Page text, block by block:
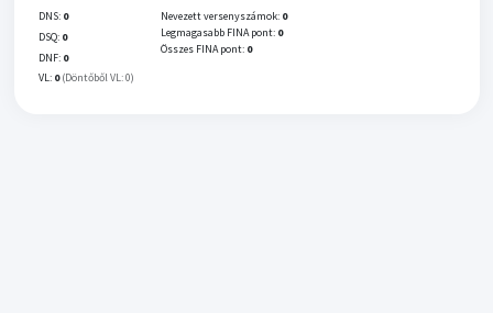
DNS: 0
DSQ: 0
DNF: 0
VL: 0 (Döntőből VL: 0)
Nevezett versenyszámok: 0
Legmagasabb FINA pont: 0
Összes FINA pont: 0